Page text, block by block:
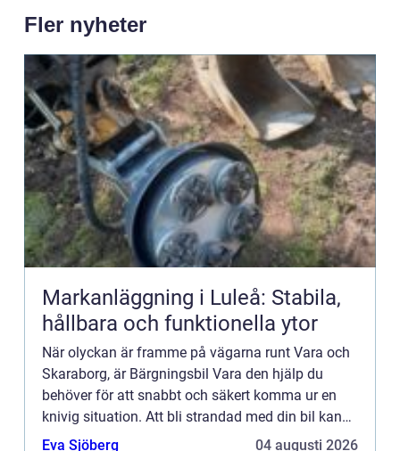
Fler nyheter
Markanläggning i Luleå: Stabila,
hållbara och funktionella ytor
När olyckan är framme på vägarna runt Vara och
Skaraborg, är Bärgningsbil Vara den hjälp du
behöver för att snabbt och säkert komma ur en
knivig situation. Att bli strandad med din bil kan
vara b&ari...
Eva Sjöberg 04 augusti 2026